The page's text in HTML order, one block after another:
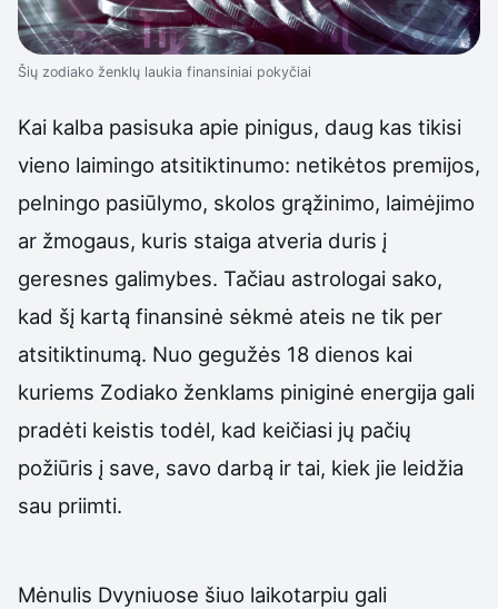
Šių zodiako ženklų laukia finansiniai pokyčiai
Kai kalba pasisuka apie pinigus, daug kas tikisi
vieno laimingo atsitiktinumo: netikėtos premijos,
pelningo pasiūlymo, skolos grąžinimo, laimėjimo
ar žmogaus, kuris staiga atveria duris į
geresnes galimybes. Tačiau astrologai sako,
kad šį kartą finansinė sėkmė ateis ne tik per
atsitiktinumą. Nuo gegužės 18 dienos kai
kuriems Zodiako ženklams piniginė energija gali
pradėti keistis todėl, kad keičiasi jų pačių
požiūris į save, savo darbą ir tai, kiek jie leidžia
sau priimti.
Mėnulis Dvyniuose šiuo laikotarpiu gali